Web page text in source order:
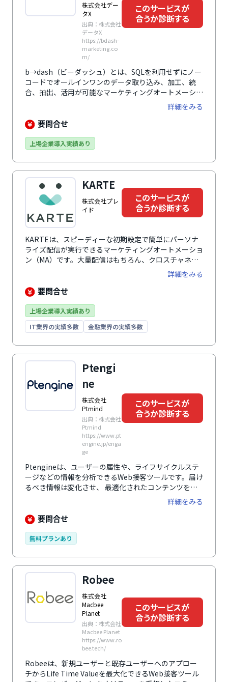
株式会社デー
タX
出典：株式会社
データX
https://bdash-
marketing.co
m/
このサービスが
合うか診断する
b→dash（ビーダッシュ）とは、SQLを利用せずにノー
コードでオールインワンのデータ取り込み、加工、統
合、抽出、活用が可能なマーケティングオートメーショ
ン（MA）です。110を超える業種の13万テーブル分の
統合ナレッジをGUIに昇華させた技術のデータパレット
が特徴です。Webサイト上の行動履歴や企業が持つ顧客
情報や天気の情報までもを取込み、関連付けることで多
イトを導き出し、最適なマーケティングが可能となりま
す。サイトに訪れた顧客の行動情報をもとに、適切なタ
イミングでバナーを表示しクーポンを配布したり、告知
するなどのアプローチも可能です。
詳細をみる
要問合せ
上場企業導入実績あり
KARTE
株式会社プレ
イド
このサービスが
合うか診断する
KARTEは、スピーディーな初期設定で簡単にパーソナ
ライズ配信が実行できるマーケティングオートメーショ
ン（MA）です。大量配信はもちろん、クロスチャネル
詳細をみる
要問合せ
上場企業導入実績あり
IT業界の実績多数
金融業界の実績多数
Ptengi
ne
株式会社
Ptmind
出典：株式会社
Ptmind
https://www.pt
engine.jp/enga
ge
このサービスが
合うか診断する
Ptengineは、ユーザーの属性や、ライフサイクルステ
ージなどの情報を分析できるWeb接客ツールです。届け
るべき情報は変化させ、 最適化されたコンテンツを各
ユーザーに届けることのできるWeb接客ツールです。
詳細をみる
要問合せ
無料プランあり
Robee
株式会社
Macbee
Planet
出典：株式会社
Macbee Planet
https://www.ro
bee.tech/
このサービスが
合うか診断する
Robeeは、新規ユーザーと既存ユーザーへのアプロー
チからLife Time Valueを最大化できるWeb接客ツール